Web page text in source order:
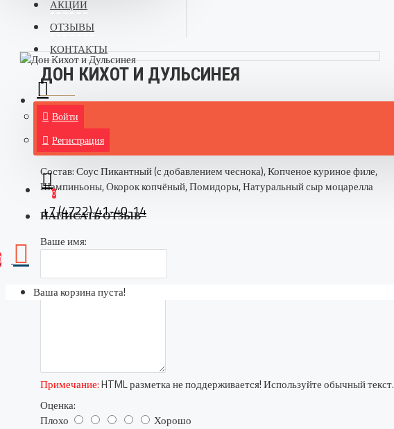
АКЦИИ
ОТЗЫВЫ
КОНТАКТЫ
Войти
Регистрация
0
+7 (4722) 41-40-14
Ваша корзина пуста!
ДОН КИХОТ И ДУЛЬСИНЕЯ
СОСТАВ
Состав: Соус Пикантный (с добавлением чеснока), Копченое куриное филе,
Шампиньоны, Окорок копчёный, Помидоры, Натуральный сыр моцарелла
НАПИСАТЬ ОТЗЫВ
Ваше имя:
Ваш отзыв:
Примечание:HTML разметка не поддерживается! Используйте обычный текст.
Оценка:
Плохо
Хорошо